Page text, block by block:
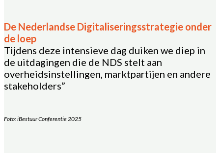
De Nederlandse Digitaliseringsstrategie onder
de loep
Tijdens deze intensieve dag duiken we diep in
de uitdagingen die de NDS stelt aan
overheidsinstellingen, marktpartijen en andere
stakeholders”
Foto: iBestuur Conferentie 2025